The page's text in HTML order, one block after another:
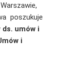
poszukuje
umów i
i